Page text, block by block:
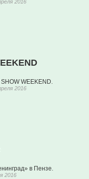
2016
WEEKEND.
2016
в Пензе.
2016